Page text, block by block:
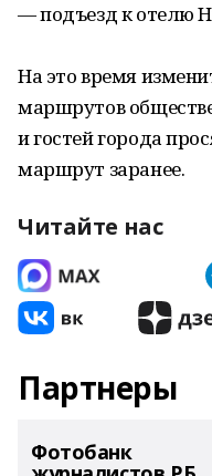
— подъезд к отелю
На это время
маршрутов
и гостей города
маршрут заранее.
Читайте нас
Партнеры
Фотобанк